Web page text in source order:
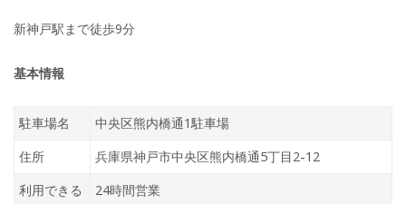
新神戸駅まで徒歩9分
基本情報
駐車場名
中央区熊内橋通1駐車場
住所
兵庫県神戸市中央区熊内橋通5丁目2-12
利用できる
24時間営業